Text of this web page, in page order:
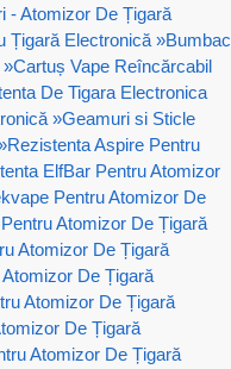
- Atomizor De Țigară
Țigară Electronică »Bumbac
»Cartuș Vape Reîncărcabil
De Tigara Electronica
»Geamuri si Sticle
Rezistenta Aspire Pentru
ElfBar Pentru Atomizor
Pentru Atomizor De
Atomizor De Țigară
Atomizor De Țigară
De Țigară
Atomizor De Țigară
De Țigară
Atomizor De Țigară